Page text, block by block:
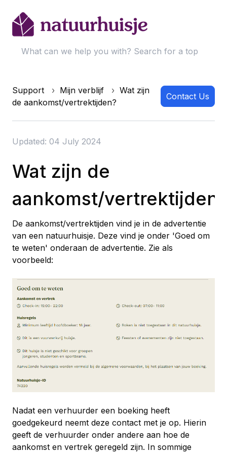
Support Mijn verblijf
Wat zijn
de aankomst/vertrektijden?
Contact Us
Updated: 04 July 2024
Wat zijn de
aankomst/
De aankomst/vertrektijden vind je in de advertentie
van een natuurhuisje. Deze vind je onder 'Goed om
te weten' onderaan de advertentie. Zie als
voorbeeld:
Nadat een verhuurder een boeking heeft
goedgekeurd neemt deze contact met je op. Hierin
geeft de verhuurder onder andere aan hoe de
aankomst en vertrek geregeld zijn. In sommige